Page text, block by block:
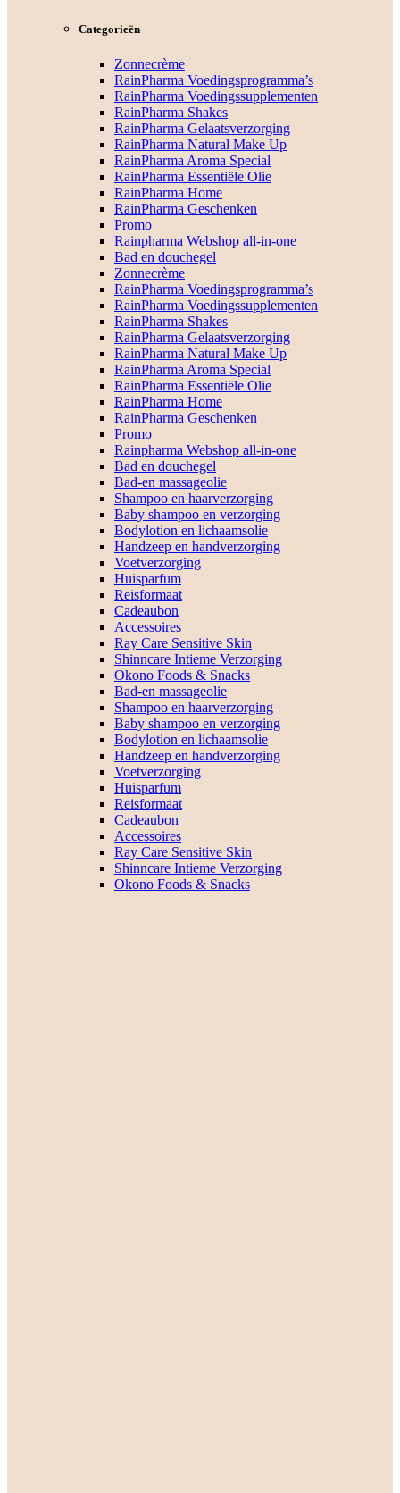
Categorieën
Zonnecrème
RainPharma Voedingsprogramma’s
RainPharma Voedingssupplementen
RainPharma Shakes
RainPharma Gelaatsverzorging
RainPharma Natural Make Up
RainPharma Aroma Special
RainPharma Essentiële Olie
RainPharma Home
RainPharma Geschenken
Promo
Rainpharma Webshop all-in-one
Bad en douchegel
Zonnecrème
RainPharma Voedingsprogramma’s
RainPharma Voedingssupplementen
RainPharma Shakes
RainPharma Gelaatsverzorging
RainPharma Natural Make Up
RainPharma Aroma Special
RainPharma Essentiële Olie
RainPharma Home
RainPharma Geschenken
Promo
Rainpharma Webshop all-in-one
Bad en douchegel
Bad-en massageolie
Shampoo en haarverzorging
Baby shampoo en verzorging
Bodylotion en lichaamsolie
Handzeep en handverzorging
Voetverzorging
Huisparfum
Reisformaat
Cadeaubon
Accessoires
Ray Care Sensitive Skin
Shinncare Intieme Verzorging
Okono Foods & Snacks
Bad-en massageolie
Shampoo en haarverzorging
Baby shampoo en verzorging
Bodylotion en lichaamsolie
Handzeep en handverzorging
Voetverzorging
Huisparfum
Reisformaat
Cadeaubon
Accessoires
Ray Care Sensitive Skin
Shinncare Intieme Verzorging
Okono Foods & Snacks